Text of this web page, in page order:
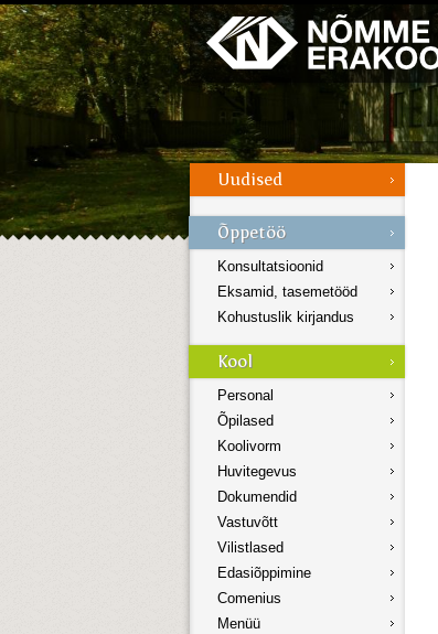
Menüü
Galerii
Konsultatsioonid
Eksamid, tasemetööd
Kohustuslik kirjandus
Personal
Õpilased
Koolivorm
Huvitegevus
Dokumendid
Vastuvõtt
Vilistlased
Edasiõppimine
Comenius
Menüü